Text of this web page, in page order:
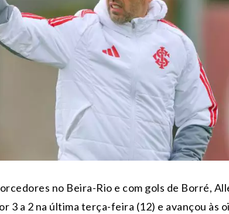
no Beira-Rio e com gols de Borré,
3 a 2 na última terça-feira (12) e avançou às